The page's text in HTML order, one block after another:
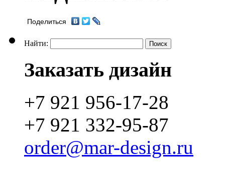
Поделиться
Найти:
Заказать дизайн
+7 921 956-17-28
+7 921 332-95-87
order@mar-design.ru